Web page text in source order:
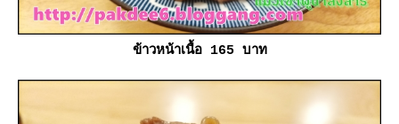
ข้าวหน้าเนื้อ 165 บาท